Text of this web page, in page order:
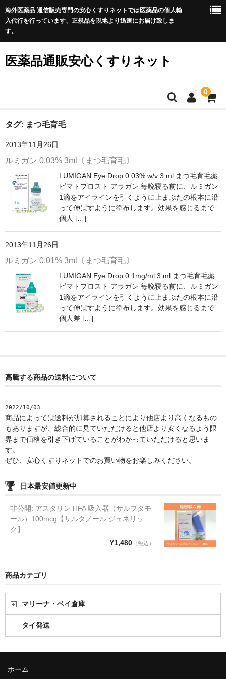
海外医薬品 通信販売専門の安心くすりネットでは医薬品の個人輸
入代行を行っています、正規品を現地より迅速にお届け致しま
す。
医薬品通販安心くすりネット
0
ホーム
利用規約
サイトマップ
良くある質問
プライバシーポリシー
タグ: まつ毛育毛
2013年11月26日
ルミガン 0.03% 3ml〔まつ毛育毛〕
LUMIGAN Eye Drop 0.03% w/v 3 ml まつ毛育毛薬
ビマトプロスト アラガン 毎晩寝る前に、ルミガン
1滴をアイラインを引くように上まぶたの根本に沿
って伸ばすように塗布します。効果を感じるまで
個人 […]
2013年11月26日
ルミガン 0.01% 3ml〔まつ毛育毛〕
LUMIGAN Eye Drop 0.1mg/ml 3 ml まつ毛育毛薬
ビマトプロスト アラガン 毎晩寝る前に、ルミガン
1滴をアイラインを引くように上まぶたの根本に沿
って伸ばすように塗布します。効果を感じるまで
個人差 […]
高騰する商品の送料について
2022/10/03
商品によっては送料が加算されることにより他店より高くなるもの
もありますが、総合的に見ていただけると他店より安くなるよう限
界まで価格を引き下げていることがわかっていただけると思いま
す。
ぜひ、安心くすりネットでのお買い物をお楽しみください。
日本最安値更新中
非公開: アスタリン HFA 吸入器（サルブタモ
ール）100mcg【サルタノール ジェネリッ
ク】
¥1,480（税込）
商品カテゴリ
マリーナ・ベイ倉庫
タイ発送
ホーム